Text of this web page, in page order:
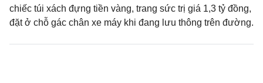
chiếc túi xách đựng tiền vàng, trang sức trị giá 1,3 tỷ đồng,
đặt ở chỗ gác chân xe máy khi đang lưu thông trên đường.